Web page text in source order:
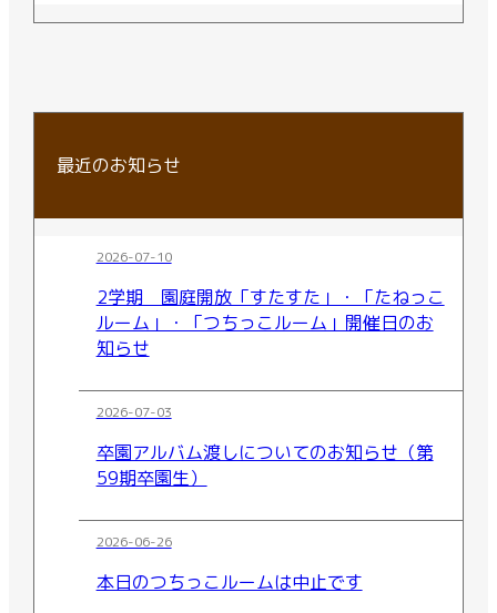
最近のお知らせ
2026-07-10
2学期 園庭開放「すたすた」・「たねっこ
ルーム」・「つちっこルーム」開催日のお
知らせ
2026-07-03
卒園アルバム渡しについてのお知らせ（第
59期卒園生）
2026-06-26
本日のつちっこルームは中止です